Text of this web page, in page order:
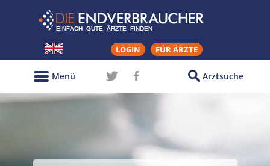
LOGIN FÜR ÄRZTE
Arztsuche
Menü